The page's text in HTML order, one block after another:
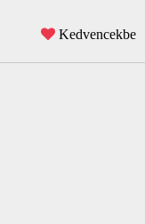
Kedvencekbe